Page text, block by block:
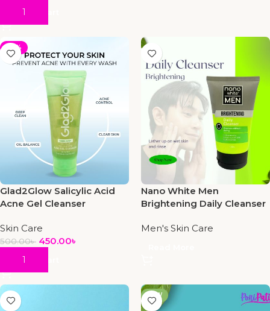
Add To Cart
-10%
Glad2Glow Salicylic Acid
Acne Gel Cleanser
Skin Care
500.00৳ 450.00৳
Add To Cart
Nano White Men
Brightening Daily Cleanser
Men's Skin Care
NEW